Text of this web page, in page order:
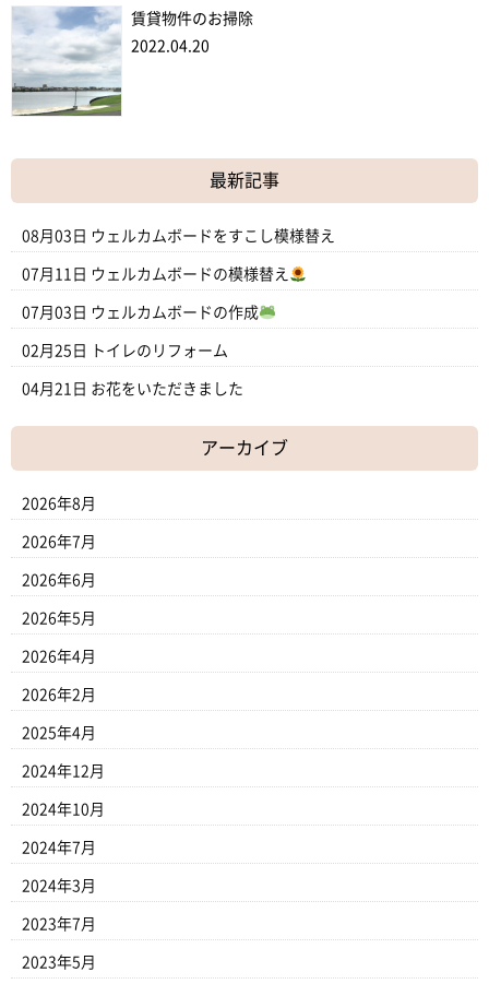
賃貸物件のお掃除
2022.04.20
最新記事
08月03日 ウェルカムボードをすこし模様替え
07月11日 ウェルカムボードの模様替え
07月03日 ウェルカムボードの作成
02月25日 トイレのリフォーム
04月21日 お花をいただきました
アーカイブ
2026年8月
2026年7月
2026年6月
2026年5月
2026年4月
2026年2月
2025年4月
2024年12月
2024年10月
2024年7月
2024年3月
2023年7月
2023年5月